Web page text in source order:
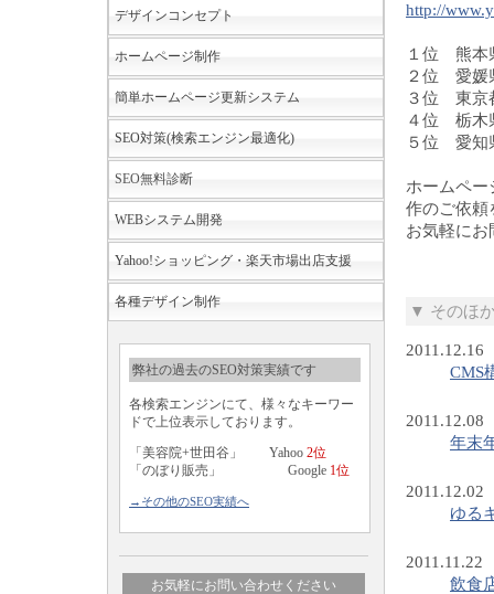
デザインコンセプト
ホームページ制作
簡単ホームページ更新システム
SEO対策(検索エンジン最適化)
SEO無料診断
WEBシステム開発
Yahoo!ショッピング・楽天市場出店支援
各種デザイン制作
弊社の過去のSEO対策実績です
各検索エンジンにて、様々なキーワー
ドで上位表示しております。
「美容院+世田谷」 Yahoo 2位
「のぼり販売」 Google 1位
→その他のSEO実績へ
お気軽にお問い合わせください
http://
１位 熊
２位 愛媛
３位 東京
４位 栃木
５位 愛知
ホームペー
作のご依頼
お気軽にお
▼ そのほ
2011.12.16
CMS
2011.12.08
年末
2011.12.02
ゆる
2011.11.22
飲食